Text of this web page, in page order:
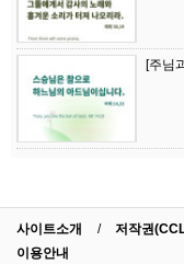
[주님
사이트소개 저작권
이용안내